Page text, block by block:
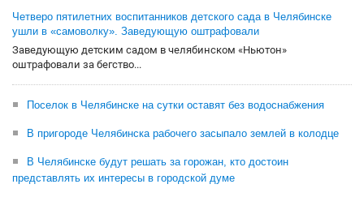
Четверо пятилетних воспитанников детского сада в Челябинске
ушли в «самоволку». Заведующую оштрафовали
Заведующую детским садом в челябинском «Ньютон»
оштрафовали за бегство...
Поселок в Челябинске на сутки оставят без водоснабжения
В пригороде Челябинска рабочего засыпало землей в колодце
В Челябинске будут решать за горожан, кто достоин
представлять их интересы в городской думе